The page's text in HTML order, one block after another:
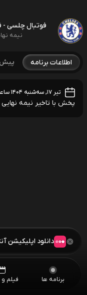
فوتبال چلسی -
نیمه
اطلاعات برنامه
تیر ۱۷, سه‌شنبه ۱۴۰۴ ساعت ۱۸:۵۶
پخش با تاخیر نیمه نهایی
برنامه ها فیلم
دانلود اپلیکیشن